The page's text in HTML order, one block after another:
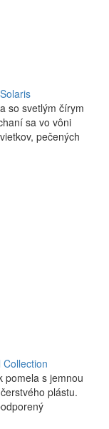
so svetlým čírym
sa vo vôni
pečených
Collection
pomela s jemnou
plástu.